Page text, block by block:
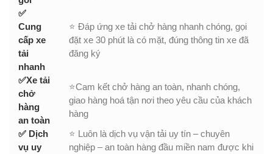
✅
Cung
cấp xe
tải
nhanh
⭐ Đáp ứng xe tải chở hàng nhanh chóng, gọi
đặt xe 30 phút là có mặt, đúng thông tin xe đã
đăng ký
✅Xe tải
chở
hàng
an toàn
⭐Cam kết chở hàng an toàn, nhanh chóng,
giao hàng hoá tận nơi theo yêu cầu của khách
hàng
✅ Dịch
vụ uy
⭐ Luôn là dịch vụ vận tải uy tín – chuyên
nghiệp – an toàn hàng đầu miền nam được khi